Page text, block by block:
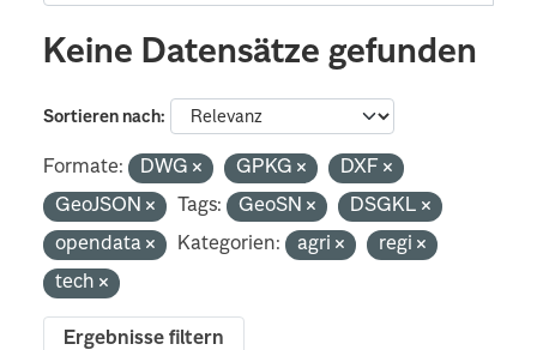
Keine Datensätze gefunden
Sortieren nach
Formate: DWG GPKG
DXF
GeoJSON
Tags: GeoSN
DSGKL
opendata
Kategorien: agri
regi
tech
Ergebnisse filtern